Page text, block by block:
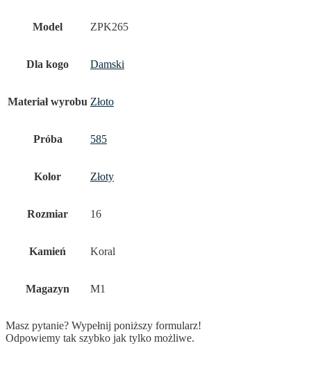
Model ZPK265
Dla kogo Damski
Materiał wyrobu Złoto
Próba 585
Kolor Złoty
Rozmiar 16
Kamień Koral
Magazyn M1
Masz pytanie? Wypełnij poniższy formularz!
Odpowiemy tak szybko jak tylko możliwe.